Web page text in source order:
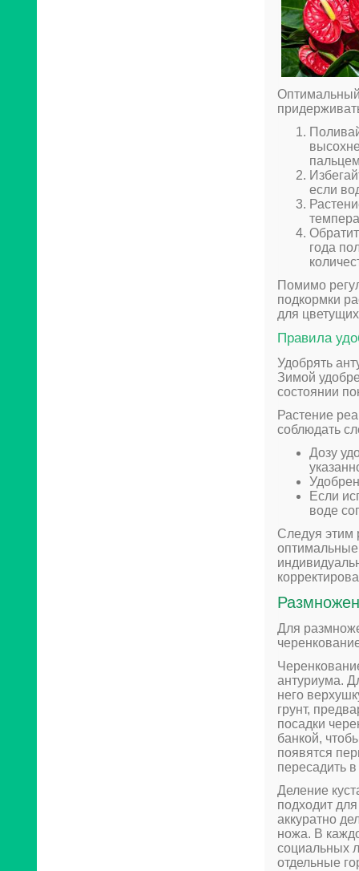
если
года
Помимо
подкормки
для
Правила
Удобрять
Зимой
состоянии
Растение
соблюдать
Дозу
Если
воде
Следуя этим
оптимальные
Для
антуриума.
него
грунт,
посадки
банкой,
появятся
пересадить
Деление
подходит
аккуратно
ножа. В
социальных
отдельные